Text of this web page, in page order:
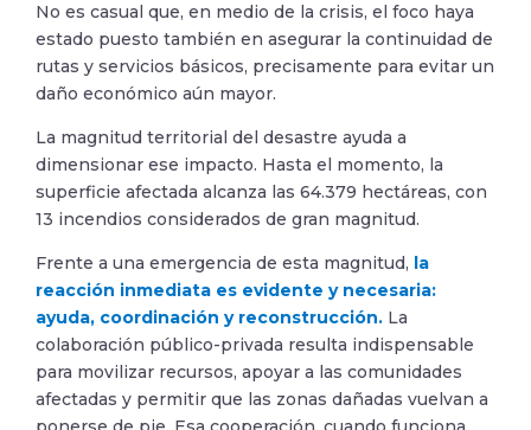
No es casual que, en medio de la crisis, el foco haya
estado puesto también en asegurar la continuidad de
rutas y servicios básicos, precisamente para evitar un
daño económico aún mayor.
La magnitud territorial del desastre ayuda a
dimensionar ese impacto. Hasta el momento, la
superficie afectada alcanza las 64.379 hectáreas, con
13 incendios considerados de gran magnitud.
Frente a una emergencia de esta magnitud, la
reacción inmediata es evidente y necesaria:
ayuda, coordinación y reconstrucción. La
colaboración público-privada resulta indispensable
para movilizar recursos, apoyar a las comunidades
afectadas y permitir que las zonas dañadas vuelvan a